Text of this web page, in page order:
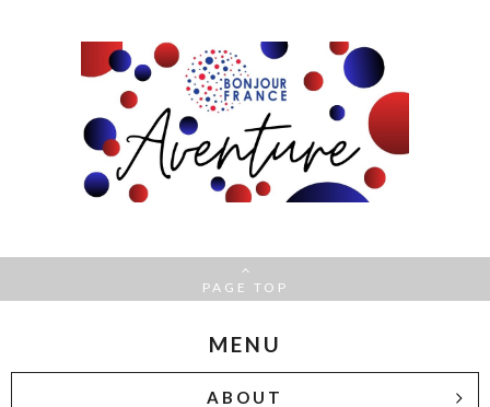
PAGE TOP
MENU
ABOUT